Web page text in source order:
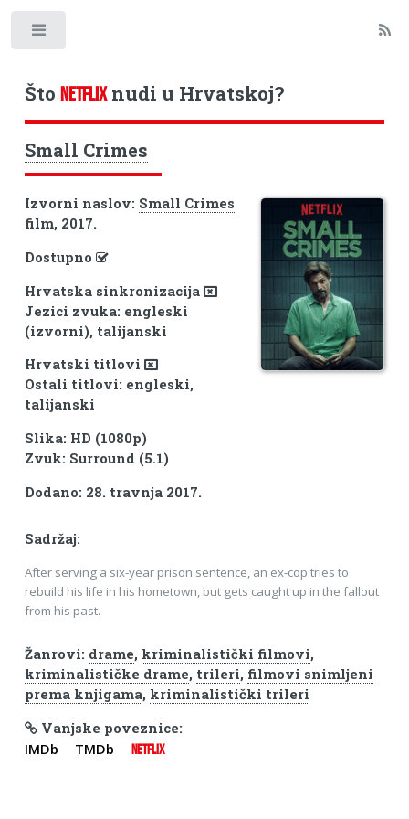
Što NETFLIXnudi u Hrvatskoj?
Small Crimes
Izvorni naslov: Small Crimes
film, 2017.
Dostupno
Hrvatska sinkronizacija
Jezici zvuka: engleski
(izvorni), talijanski
Hrvatski titlovi
Ostali titlovi: engleski,
talijanski
Slika: HD (1080p)
Zvuk: Surround (5.1)
Dodano: 28. travnja 2017.
Sadržaj:
After serving a six-year prison sentence, an ex-cop tries to
rebuild his life in his hometown, but gets caught up in the fallout
from his past.
Žanrovi: drame, kriminalistički filmovi,
kriminalističke drame, trileri, filmovi snimljeni
prema knjigama, kriminalistički trileri
Vanjske poveznice:
IMDb TMDb NETFLIX